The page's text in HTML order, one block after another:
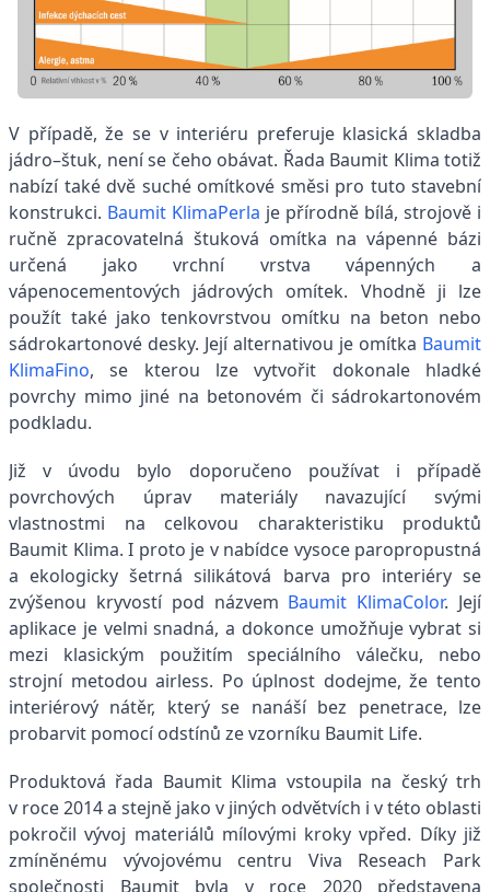
V případě, že se v interiéru preferuje klasická skladba
jádro–štuk, není se čeho obávat. Řada Baumit Klima totiž
nabízí také dvě suché omítkové směsi pro tuto stavební
konstrukci. Baumit KlimaPerla je přírodně bílá, strojově i
ručně zpracovatelná štuková omítka na vápenné bázi
určená jako vrchní vrstva vápenných a
vápenocementových jádrových omítek. Vhodně ji lze
použít také jako tenkovrstvou omítku na beton nebo
sádrokartonové desky. Její alternativou je omítka Baumit
KlimaFino, se kterou lze vytvořit dokonale hladké
povrchy mimo jiné na betonovém či sádrokartonovém
podkladu.
Již v úvodu bylo doporučeno používat i případě
povrchových úprav materiály navazující svými
vlastnostmi na celkovou charakteristiku produktů
Baumit Klima. I proto je v nabídce vysoce paropropustná
a ekologicky šetrná silikátová barva pro interiéry se
zvýšenou kryvostí pod názvem Baumit KlimaColor. Její
aplikace je velmi snadná, a dokonce umožňuje vybrat si
mezi klasickým použitím speciálního válečku, nebo
strojní metodou airless. Po úplnost dodejme, že tento
interiérový nátěr, který se nanáší bez penetrace, lze
probarvit pomocí odstínů ze vzorníku Baumit Life.
Produktová řada Baumit Klima vstoupila na český trh
v roce 2014 a stejně jako v jiných odvětvích i v této oblasti
pokročil vývoj materiálů mílovými kroky vpřed. Díky již
zmíněnému vývojovému centru Viva Reseach Park
společnosti Baumit byla v roce 2020 představena